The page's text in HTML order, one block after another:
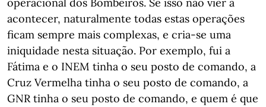
acontecer, naturalmente todas estas operações
ficam sempre mais complexas, e cria-se uma
iniquidade nesta situação. Por exemplo, fui a
Fátima e o INEM tinha o seu posto de comando, a
Cruz Vermelha tinha o seu posto de comando, a
GNR tinha o seu posto de comando, e quem é que